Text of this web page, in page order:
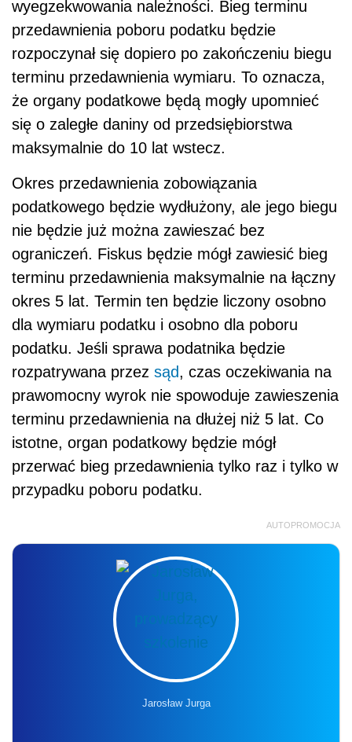
wyegzekwowania należności. Bieg terminu
przedawnienia poboru podatku będzie
rozpoczynał się dopiero po zakończeniu biegu
terminu przedawnienia wymiaru. To oznacza,
że organy podatkowe będą mogły upomnieć
się o zaległe daniny od przedsiębiorstwa
maksymalnie do 10 lat wstecz.
Okres przedawnienia zobowiązania
podatkowego będzie wydłużony, ale jego biegu
nie będzie już można zawieszać bez
ograniczeń. Fiskus będzie mógł zawiesić bieg
terminu przedawnienia maksymalnie na łączny
okres 5 lat. Termin ten będzie liczony osobno
dla wymiaru podatku i osobno dla poboru
podatku. Jeśli sprawa podatnika będzie
rozpatrywana przez sąd, czas oczekiwania na
prawomocny wyrok nie spowoduje zawieszenia
terminu przedawnienia na dłużej niż 5 lat. Co
istotne, organ podatkowy będzie mógł
przerwać bieg przedawnienia tylko raz i tylko w
przypadku poboru podatku.
AUTOPROMOCJA
Jarosław Jurga